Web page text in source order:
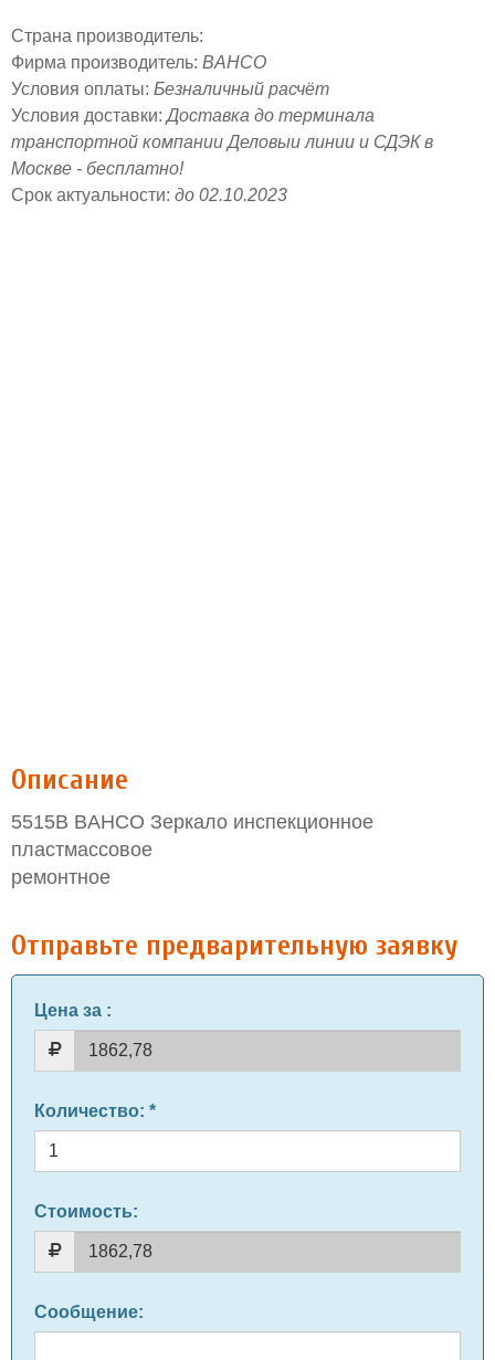
Страна производитель:
Фирма производитель: BAHCO
Условия оплаты: Безналичный расчёт
Условия доставки:Доставка до терминала
транспортной компании Деловыи линии и СДЭК в
Москве - бесплатно!
Срок актуальности: до 02.10.2023
Описание
5515B BAHCO Зеркало инспекционное
пластмассовое
ремонтное
Отправьте предварительную заявку
Цена за :
Количество: *
Стоимость:
Сообщение: